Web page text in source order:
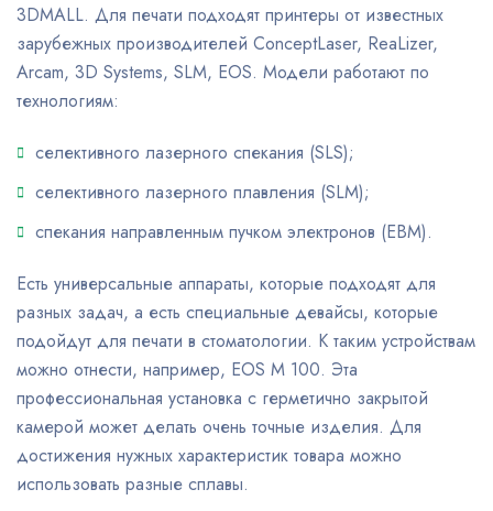
3DMALL. Для печати подходят принтеры от известных
зарубежных производителей ConceptLaser, ReaLizer,
Arcam, 3D Systems, SLM, EOS. Модели работают по
технологиям:
селективного лазерного спекания (SLS);
селективного лазерного плавления (SLM);
спекания направленным пучком электронов (EBM).
Есть универсальные аппараты, которые подходят для
разных задач, а есть специальные девайсы, которые
подойдут для печати в стоматологии. К таким устройствам
можно отнести, например, EOS M 100. Эта
профессиональная установка с герметично закрытой
камерой может делать очень точные изделия. Для
достижения нужных характеристик товара можно
использовать разные сплавы.